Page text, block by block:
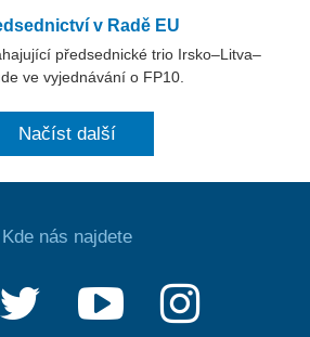
v Radě EU
předsednické trio Irsko–Litva–
ve vyjednávání o FP10.
Načíst další
Kde nás najdete